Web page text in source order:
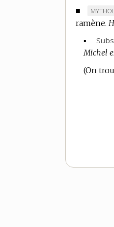
■
DE
ramène.
▪
Michel
(On